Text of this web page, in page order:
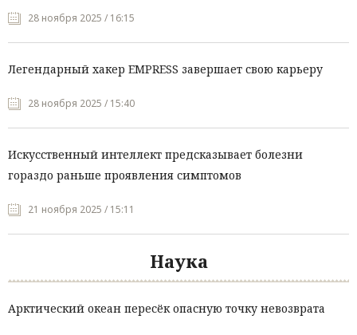
28 ноября 2025 / 16:15
Легендарный хакер EMPRESS завершает свою карьеру
28 ноября 2025 / 15:40
Искусственный интеллект предсказывает болезни
гораздо раньше проявления симптомов
21 ноября 2025 / 15:11
Наука
Арктический океан пересёк опасную точку невозврата